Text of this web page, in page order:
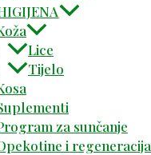
Lice
Tijelo
za sunčanje
i regeneracija